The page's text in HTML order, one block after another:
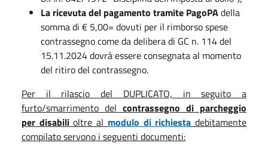
La ricevuta del pagamento tramite PagoPAdella
somma di € 5,00= dovuti per il rimborso spese
contrassegno come da delibera di GC n. 114 del
15.11.2024 dovrà essere consegnata al momento
del ritiro del contrassegno.
Per il rilascio del DUPLICATO, in seguito a
furto/smarrimento del contrassegno di parcheggio
per disabilioltre al modulo di richiesta debitamente
compilatoservono i seguenti documenti: